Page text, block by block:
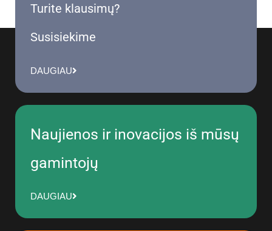
Turite klausimų?
Susisiekime
DAUGIAU
Naujienos ir inovacijos iš mūsų
gamintojų
DAUGIAU